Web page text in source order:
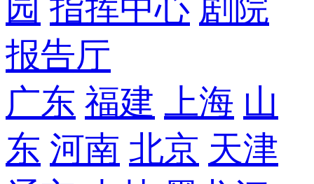
园 指挥中心 剧院
报告厅
广东 福建 上海 山
东 河南 北京 天津